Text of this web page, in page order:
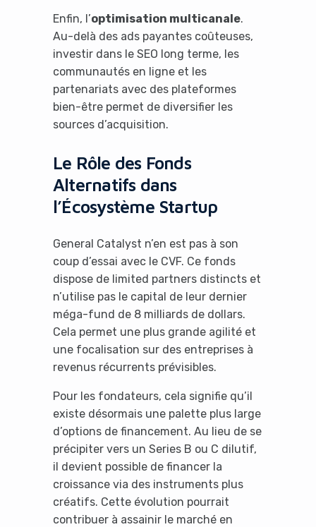
Enfin, l’optimisation multicanale.
Au-delà des ads payantes coûteuses,
investir dans le SEO long terme, les
communautés en ligne et les
partenariats avec des plateformes
bien-être permet de diversifier les
sources d’acquisition.
Le Rôle des Fonds
Alternatifs dans
l’Écosystème Startup
General Catalyst n’en est pas à son
coup d’essai avec le CVF. Ce fonds
dispose de limited partners distincts et
n’utilise pas le capital de leur dernier
méga-fund de 8 milliards de dollars.
Cela permet une plus grande agilité et
une focalisation sur des entreprises à
revenus récurrents prévisibles.
Pour les fondateurs, cela signifie qu’il
existe désormais une palette plus large
d’options de financement. Au lieu de se
précipiter vers un Series B ou C dilutif,
il devient possible de financer la
croissance via des instruments plus
créatifs. Cette évolution pourrait
contribuer à assainir le marché en
No Thanks